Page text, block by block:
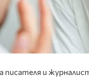
писателя и